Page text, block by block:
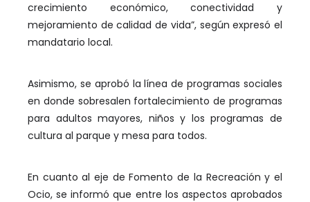
crecimiento económico, conectividad y
mejoramiento de calidad de vida”, según expresó el
mandatario local.
Asimismo, se aprobó la línea de programas sociales
en donde sobresalen fortalecimiento de programas
para adultos mayores, niños y los programas de
cultura al parque y mesa para todos.
En cuanto al eje de Fomento de la Recreación y el
Ocio, se informó que entre los aspectos aprobados